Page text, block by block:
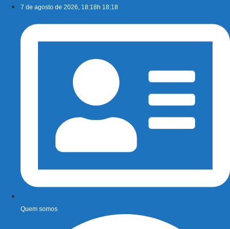
conteúdo
7 de agosto de 2026, 18:18h 18:18
Quem somos